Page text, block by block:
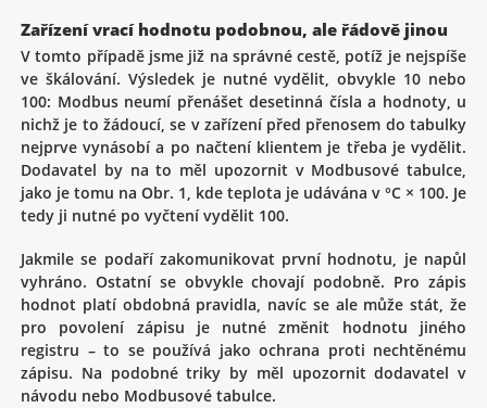
Zařízení vrací hodnotu podobnou, ale řádově jinou
V tomto případě jsme již na správné cestě, potíž je nejspíše
ve škálování. Výsledek je nutné vydělit, obvykle 10 nebo
100: Modbus neumí přenášet desetinná čísla a hodnoty, u
nichž je to žádoucí, se v zařízení před přenosem do tabulky
nejprve vynásobí a po načtení klientem je třeba je vydělit.
Dodavatel by na to měl upozornit v Modbusové tabulce,
jako je tomu na Obr. 1, kde teplota je udávána v °C × 100. Je
tedy ji nutné po vyčtení vydělit 100.
Jakmile se podaří zakomunikovat první hodnotu, je napůl
vyhráno. Ostatní se obvykle chovají podobně. Pro zápis
hodnot platí obdobná pravidla, navíc se ale může stát, že
pro povolení zápisu je nutné změnit hodnotu jiného
registru – to se používá jako ochrana proti nechtěnému
zápisu. Na podobné triky by měl upozornit dodavatel v
návodu nebo Modbusové tabulce.